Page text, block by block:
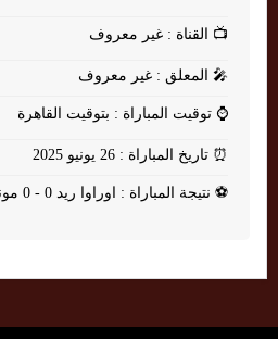
📺 القناة : غير معروف
🎤 المعلق : غير معروف
⌚ توقيت المباراة : بتوقيت القاهرة
⏰ تاريخ المباراة : 26 يونيو 2025
⚽ نتيجة المباراة : اوراوا ريد 0 - 0 مونتيري